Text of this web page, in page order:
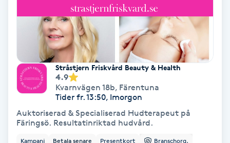
Sklerosering
Skoinlägg
Skägg
Skäggfärgning
Skäggklippning
Stråstjern Friskvård Beauty & Health
4.9
Kvarnvägen 18b, Färentuna
Tider fr. 13:50, Imorgon
Auktoriserad & Specialiserad Hudterapeut på
Färingsö. Resultatinriktad hudvård.
Kampanj Betala senare Presentkort Branschorg.